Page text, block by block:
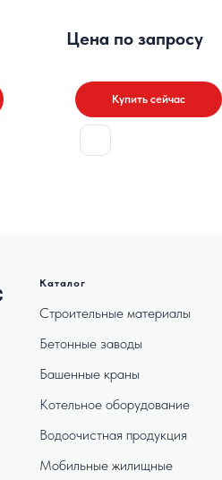
Цена по запросу
Купить сейчас
Каталог
Строительные материалы
Бетонные заводы
Башенные краны
Котельное оборудование
Водоочистная продукция
Мобильные жилищные